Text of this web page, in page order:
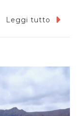
Leggi tutto